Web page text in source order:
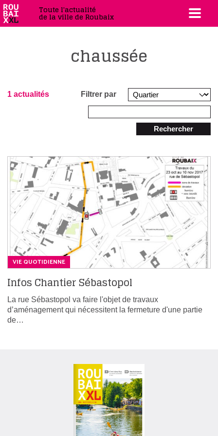
Toute l'actualité
de la ville de Roubaix
chaussée
1 actualités Filtrer par
Rechercher
VIE QUOTIDIENNE
Infos Chantier Sébastopol
La rue Sébastopol va faire l'objet de travaux
d’aménagement qui nécessitent la fermeture d'une partie
de…